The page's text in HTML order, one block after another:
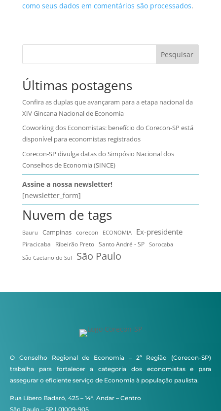
como seus dados em comentários são processados.
Pesquisar
Últimas postagens
Confira as duplas que avançaram para a etapa nacional da
XIV Gincana Nacional de Economia
Coworking dos Economistas: benefício do Corecon-SP está
disponível para economistas registrados
Corecon-SP divulga datas do Simpósio Nacional dos
Conselhos de Economia (SINCE)
Assine a nossa newsletter!
[newsletter_form]
Nuvem de tags
Bauru Campinas corecon ECONOMIA Ex-presidente
Piracicaba Ribeirão Preto Santo André - SP
Sorocaba
São Caetano do Sul
São Paulo
O Conselho Regional de Economia – 2ª Região (Corecon-SP)
trabalha para fortalecer a categoria dos economistas e para
assegurar o eficiente serviço de Economia à população paulista.
Rua Líbero Badaró, 425 – 14º. Andar – Centro
São Paulo – SP | 01009-905